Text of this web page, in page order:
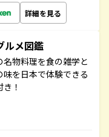
詳細を見る
ルメ図鑑
名物料理を食の雑学と
を日本で体験できる
！